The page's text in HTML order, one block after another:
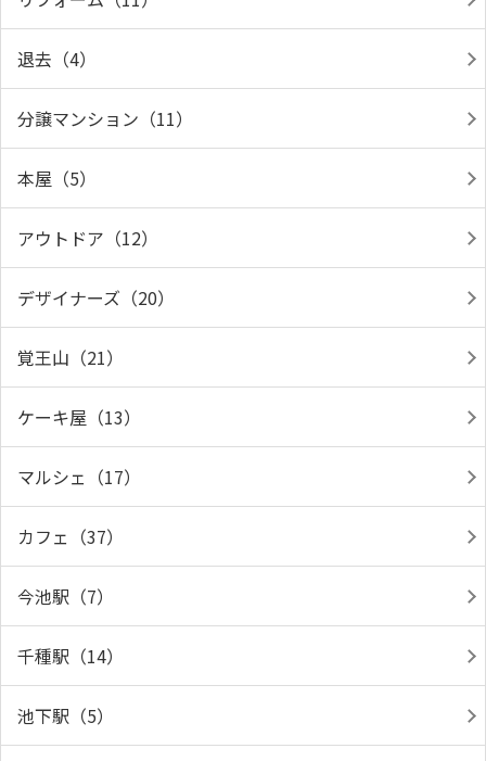
退去（4）
分譲マンション（11）
本屋（5）
アウトドア（12）
デザイナーズ（20）
覚王山（21）
ケーキ屋（13）
マルシェ（17）
カフェ（37）
今池駅（7）
千種駅（14）
池下駅（5）